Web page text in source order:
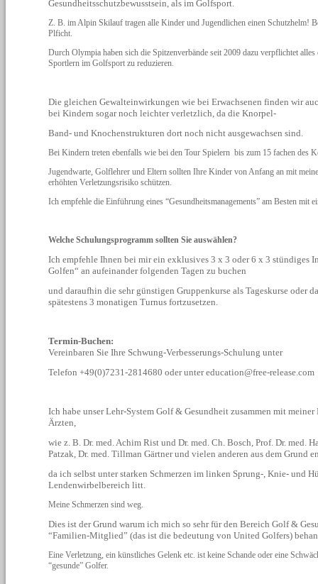
Gesundheitsschutzbewusstsein, als im Golfsport.
Z. B. im Alpin Skilauf tragen alle Kinder und Jugendlichen einen Schutzhelm!
Plficht.
Durch Olympia haben sich die Spitzenverbände seit 2009 dazu verpflichtet
Sportlern im Golfsport zu reduzieren.
Die gleichen Gewalteinwirkungen wie bei Erwachsenen finden wir
bei Kindern sogar noch leichter verletzlich, da die Knorpel-
Band- und Knochenstrukturen dort noch nicht ausgewachsen sind.
Bei Kindern treten ebenfalls wie bei den Tour Spielern bis zum 15 fachen des
Jugendwarte, Golflehrer und Eltern sollten Ihre Kinder von Anfang an mit
erhöhten Verletzungsrisiko schützen.
Ich empfehle die Einführung eines “Gesundheitsmanagements” am Besten mit
Welche Schulungsprogramm sollten Sie auswählen?
Ich empfehle Ihnen bei mir ein exklusives 3 x 3 oder 6 x 3 stündiges
Golfen“ an aufeinander folgenden Tagen zu buchen
und daraufhin die sehr günstigen Gruppenkurse als Tageskurse oder
spätestens 3 monatigen Turnus fortzusetzen.
Termin-Buchen:
Vereinbaren Sie Ihre Schwung-Verbesserungs-Schulung unter
Telefon +49(0)7231-2814680 oder unter education@free-release.com
Ich habe unser Lehr-System Golf & Gesundheit zusammen mit
Ärzten,
wie z. B. Dr. med. Achim Rist und Dr. med. Ch. Bosch, Prof. Dr. med.
Patzak, Dr. med. Tillman Gärtner und vielen anderen aus dem Grund
da ich selbst unter starken Schmerzen im linken Sprung-, Knie- und
Lendenwirbelbereich litt.
Meine Schmerzen sind weg.
Dies ist der Grund warum ich mich so sehr für den Bereich Golf &
“Familien-Mitglied” (das ist die bedeutung von United Golfers)
Eine Verletzung, ein künstliches Gelenk etc. ist keine Schande oder eine
“gesunde” Golfer.